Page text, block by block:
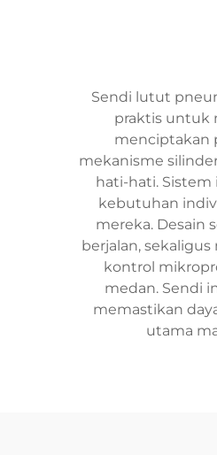
Sendi lutut
praktis untuk
menciptakan
mekanisme
hati-hati.
kebutuhan
mereka. Desain
berjalan,
kontrol
medan. Sendi
memastikan
utama